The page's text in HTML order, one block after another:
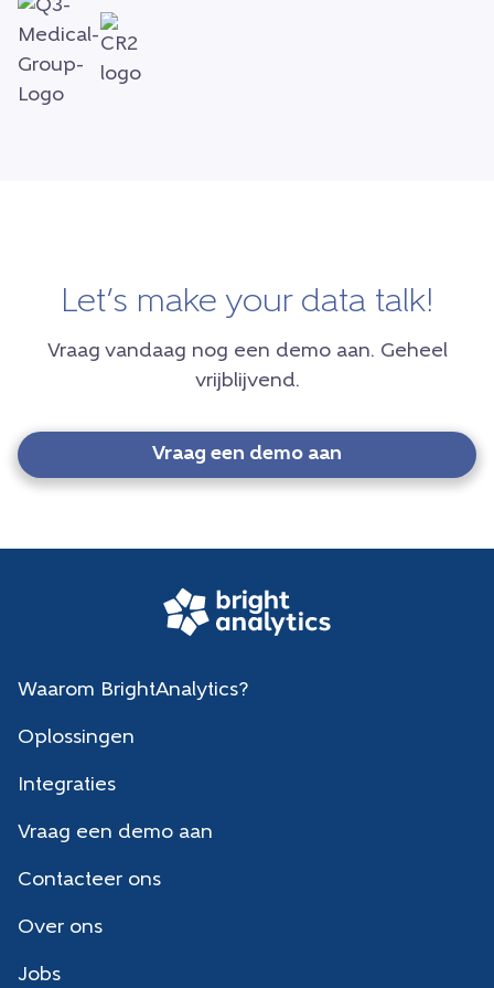
Let’s make your data talk!
Vraag vandaag nog een demo aan. Geheel
vrijblijvend.
Vraag een demo aan
Waarom BrightAnalytics?
Oplossingen
Integraties
Vraag een demo aan
Contacteer ons
Over ons
Jobs